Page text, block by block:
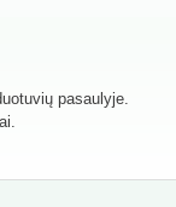
pasaulyje.